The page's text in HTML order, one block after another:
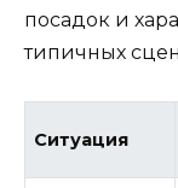
посадок и
типичных
Ситуация